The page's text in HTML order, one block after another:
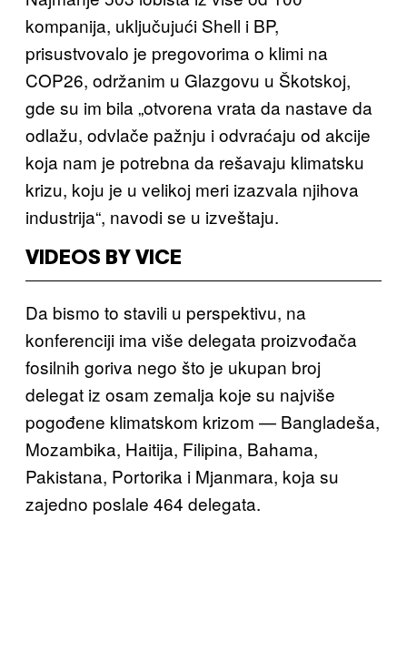
kompanija, uključujući Shell i BP,
prisustvovalo je pregovorima o klimi na
COP26, održanim u Glazgovu u Škotskoj,
gde su im bila „otvorena vrata da nastave da
odlažu, odvlače pažnju i odvraćaju od akcije
koja nam je potrebna da rešavaju klimatsku
krizu, koju je u velikoj meri izazvala njihova
industrija“, navodi se u izveštaju.
VIDEOS BY VICE
Da bismo to stavili u perspektivu, na
konferenciji ima više delegata proizvođača
fosilnih goriva nego što je ukupan broj
delegat iz osam zemalja koje su najviše
pogođene klimatskom krizom — Bangladeša,
Mozambika, Haitija, Filipina, Bahama,
Pakistana, Portorika i Mjanmara, koja su
zajedno poslale 464 delegata.